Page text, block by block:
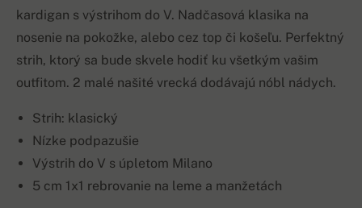
kardigan s výstrihom do V. Nadčasová klasika na
nosenie na pokožke, alebo cez top či košeľu. Perfektný
strih, ktorý sa bude skvele hodiť ku všetkým vašim
outfitom. 2 malé našité vrecká dodávajú nóbl nádych.
Strih: klasický
Nízke podpazušie
Výstrih do V s úpletom Milano
5 cm 1x1 rebrovanie na leme a manžetách